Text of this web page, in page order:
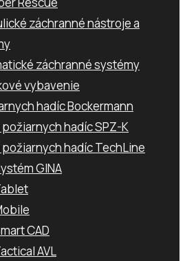
záchranné nástroje a
záchranné systémy
vybavenie
hadíc Bockermann
požiarnych hadíc SPZ-K
požiarnych hadíc TechLine
GINA
CAD
AVL